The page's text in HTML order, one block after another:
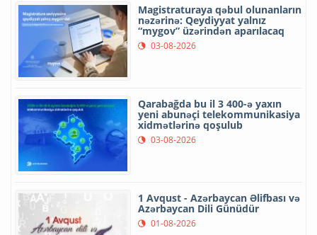
Magistraturaya qəbul olunanların
nəzərinə: Qeydiyyat yalnız
“mygov” üzərindən aparılacaq
03-08-2026
Qarabağda bu il 3 400-ə yaxın
yeni abunəçi telekommunikasiya
xidmətlərinə qoşulub
03-08-2026
1 Avqust - Azərbaycan Əlifbası və
Azərbaycan Dili Günüdür
01-08-2026